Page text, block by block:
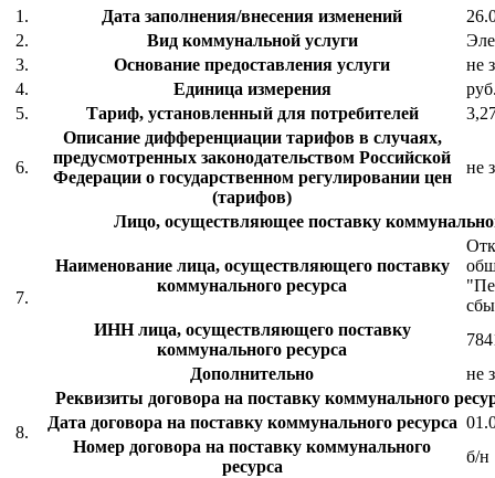
1.
Дата заполнения/внесения изменений
2.
Вид коммунальной услуги
3.
Основание предоставления услуги
не
4.
Единица измерения
5.
Тариф, установленный для потребителей
6.
Описание дифференциации тарифов в случаях,
предусмотренных законодательством Российской
Федерации о государственном регулировании цен
(тарифов)
не
7.
Лицо, осуществляющее поставку
Наименование лица, осуществляющего поставку
коммунального ресурса
ИНН лица, осуществляющего поставку
коммунального ресурса
Дополнительно
не
8.
Реквизиты договора на поставку коммунального
Дата договора на поставку коммунального ресурса
Номер договора на поставку коммунального
ресурса
б/н